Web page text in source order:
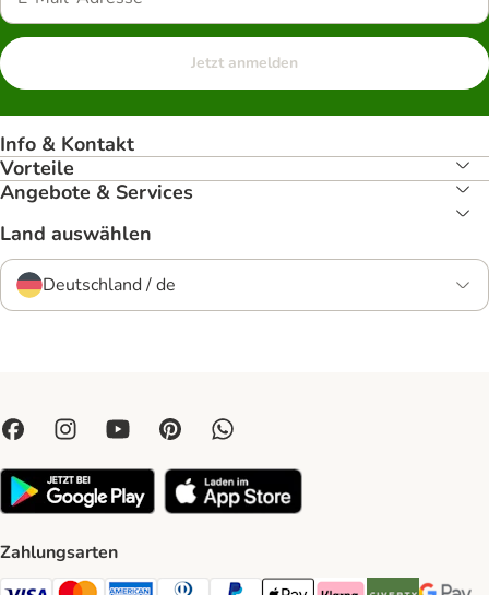
Jetzt anmelden
Info & Kontakt
Vorteile
Angebote & Services
Land auswählen
Deutschland / de
Zahlungsarten